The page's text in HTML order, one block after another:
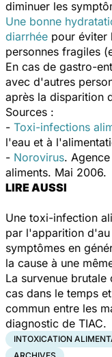
diminuer les
Une bonne
diarrhée pour éviter
personnes fragiles
En cas de gastro-
avec d'autres
après la disparition
Sources :
- Toxi-infections
l'eau et à
- Norovirus.
aliments. Mai 2006.
LIRE AUSSI
Une toxi-infection
par l'apparition
symptômes en
la cause à une
La survenue
cas dans le temps
commun entre les
diagnostic de TIAC.
INTOXICATION